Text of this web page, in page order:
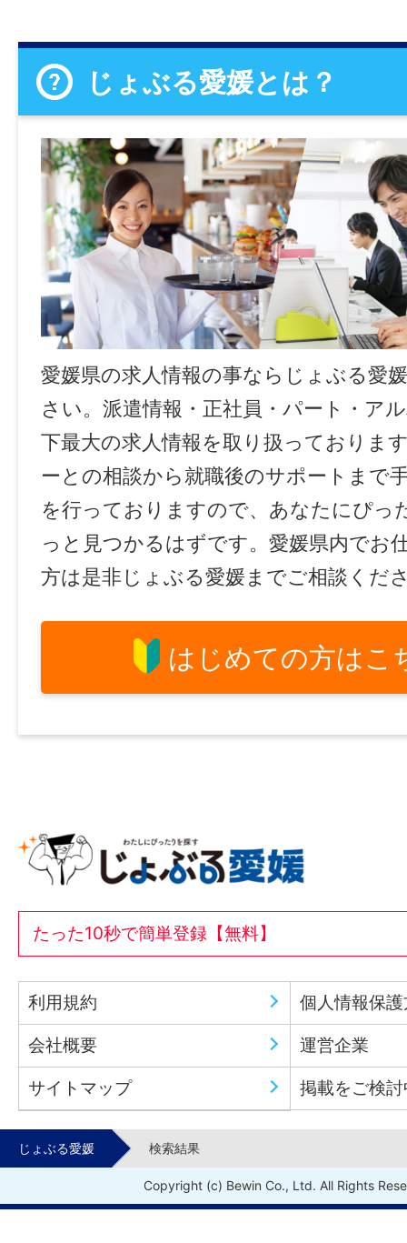
じょぶる愛媛とは？
愛媛県の求人情報の事ならじょぶる愛
さい。派遣情報・正社員・パート・ア
下最大の求人情報を取り扱っておりま
ーとの相談から就職後のサポートまで
を行っておりますので、あなたにぴっ
っと見つかるはずです。愛媛県内でお
方は是非じょぶる愛媛までご相談くだ
はじめての方はこ
たった10秒で簡単登録【無料】
利用規約 個人情報保
会社概要 運営企業
サイトマップ 掲載をご検
じょぶる愛媛 検索結果
Copyright (c) Bewin Co., Ltd. All Rights